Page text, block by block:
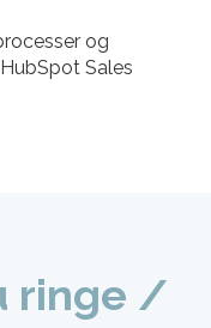
og
Sales
ringe /